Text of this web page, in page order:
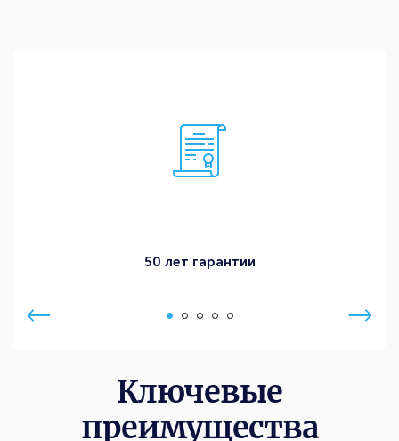
50 лет гарантии
Ключевые
преимущества